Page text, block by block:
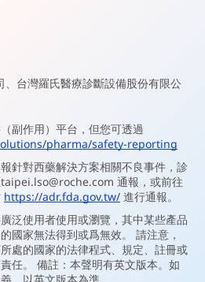
、台灣羅氏醫療診斷設備股份有限公
副作用）平台，但您可透過
pharma/safety-reporting
針對西藥解決方案相關不良事件，診
taipei.lso@roche.com 通報，或前往
https://adr.fda.gov.tw/ 進行通報。
泛使用者使用或瀏覽，其中某些產品
國家無法得到或爲無效。 請注意，
處的國家的法律程式、規定、註冊或
任。 備註：本聲明有英文版本。如